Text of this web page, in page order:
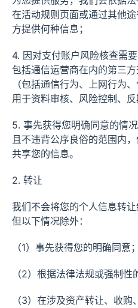
在活动规则页面或通过其他
方提供何种信息；
4. 因对支付账户风险核查需
包括通信运营商在内的第三
（包括通信行为、上网行为
用于资料审核、风险控制、
5. 事先获得您明确同意的情
且不违背公序良俗的范围内
共享您的信息。
2. 转让
我们不会将您的个人信息转让
但以下情况除外：
（1）事先获得您的明确同意；
（2）根据法律法规或强制性
（3）在涉及资产转让、收